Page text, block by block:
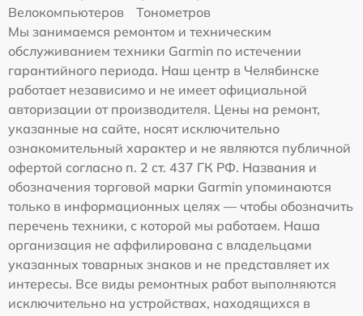
Велокомпьютеров
Тонометров
Мы занимаемся ремонтом и техническим
обслуживанием техники Garmin по истечении
гарантийного периода. Наш центр в Челябинске
работает независимо и не имеет официальной
авторизации от производителя. Цены на ремонт,
указанные на сайте, носят исключительно
ознакомительный характер и не являются публичной
офертой согласно п. 2 ст. 437 ГК РФ. Названия и
обозначения торговой марки Garmin упоминаются
только в информационных целях — чтобы обозначить
перечень техники, с которой мы работаем. Наша
организация не аффилирована с владельцами
указанных товарных знаков и не представляет их
интересы. Все виды ремонтных работ выполняются
исключительно на устройствах, находящихся в